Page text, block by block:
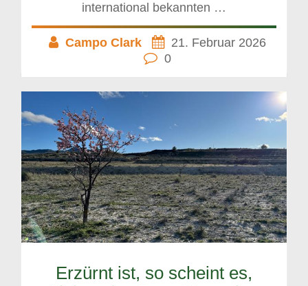
international bekannten …
Campo Clark
21. Februar 2026
0
Erzürnt ist, so scheint es,